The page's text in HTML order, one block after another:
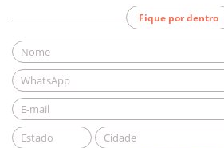
Fique por dentro